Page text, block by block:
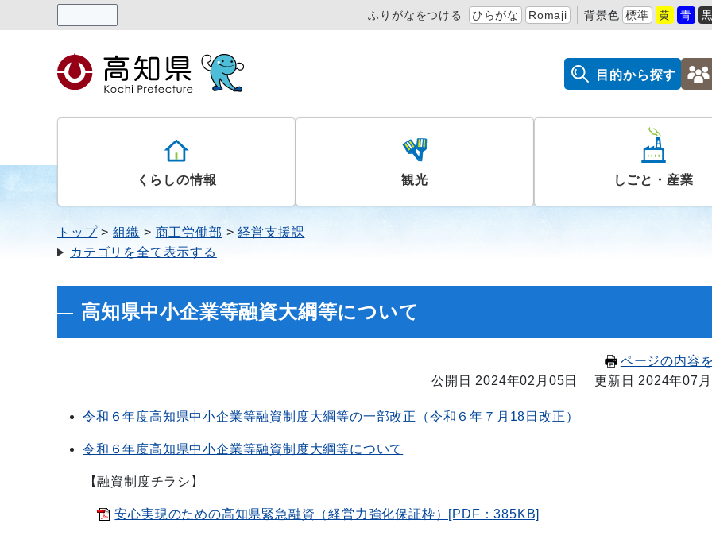
ふりがなをつける ひらがな Romaji 背景色 標準 黄 青
目的から探す
くらしの情報 観光 しごと・産業
トップ 組織 商工労働部
経営支援課
カテゴリを全て表示する
高知県中小企業等融資大綱等について
ページの内容
公開日 2024年02月05日
更新日 2024年07
令和６年度高知県中小企業等融資制度大綱等の一部改正（令和６年７月18日改正）
令和６年度高知県中小企業等融資制度大綱等について
【融資制度チラシ】
安心実現のための高知県緊急融資（経営力強化保証枠）[PDF：385KB]